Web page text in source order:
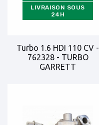
LIVRAISON SOUS
24H
Turbo 1.6 HDI 110 CV -
762328 - TURBO
GARRETT